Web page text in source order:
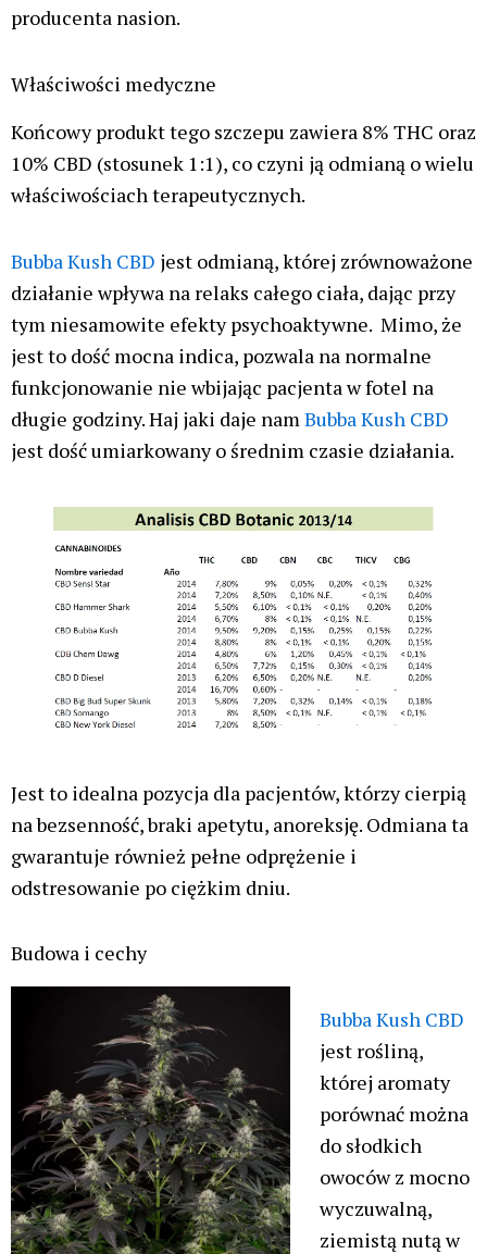
producenta nasion.
Właściwości medyczne
Końcowy produkt tego szczepu zawiera 8% THC oraz
10% CBD (stosunek 1:1), co czyni ją odmianą o wielu
właściwościach terapeutycznych.
Bubba Kush CBD jest odmianą, której zrównoważone
działanie wpływa na relaks całego ciała, dając przy
tym niesamowite efekty psychoaktywne. Mimo, że
jest to dość mocna indica, pozwala na normalne
funkcjonowanie nie wbijając pacjenta w fotel na
długie godziny. Haj jaki daje namBubba Kush CBD
jest dość umiarkowany o średnim czasie działania.
Jest to idealna pozycja dla pacjentów, którzy cierpią
na bezsenność, braki apetytu, anoreksję. Odmiana ta
gwarantuje również pełne odprężenie i
odstresowanie po ciężkim dniu.
Budowa i cechy
Bubba Kush CBD
jest rośliną,
której aromaty
porównać można
do słodkich
owoców z mocno
wyczuwalną,
ziemistą nutą w